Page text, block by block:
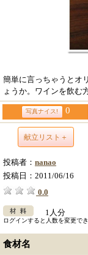
簡単に言っちゃうとオ
ょうか。ワインを飲む
写真ナイス! 0
献立リスト＋
投稿者： nanao
投稿日： 2011/06/16
0.0
1人分
ログインすると人数を変更でき
食材名